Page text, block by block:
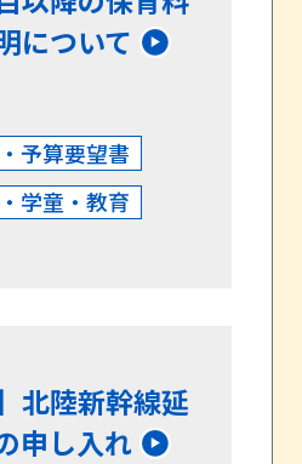
について
予算要望書
学童・教育
北陸新幹線延
申し入れ